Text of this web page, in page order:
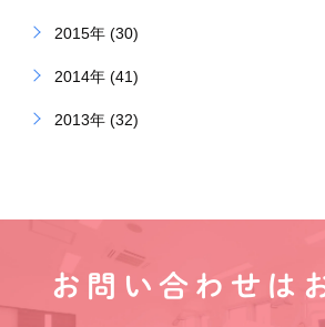
2015年 (30)
2014年 (41)
2013年 (32)
お問い合わせは